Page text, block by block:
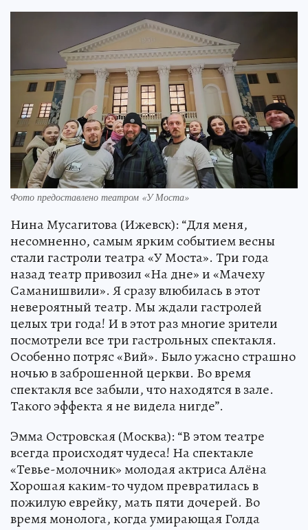
Фото предоставлено театром «У Моста»
Нина Мусагитова (Ижевск): “Для меня,
несомненно, самым ярким событием весны
стали гастроли театра «У Моста». Три года
назад театр привозил «На дне» и «Мачеху
Саманишвили». Я сразу влюбилась в этот
невероятный театр. Мы ждали гастролей
целых три года! И в этот раз многие зрители
посмотрели все три гастрольных спектакля.
Особенно потряс «Вий». Было ужасно страшно
ночью в заброшенной церкви. Во время
спектакля все забыли, что находятся в зале.
Такого эффекта я не видела нигде”.
Эмма Островская (Москва): “В этом театре
всегда происходят чудеса! На спектакле
«Тевье-молочник» молодая актриса Алёна
Хорошая каким-то чудом превратилась в
пожилую еврейку, мать пяти дочерей. Во
время монолога, когда умирающая Голда